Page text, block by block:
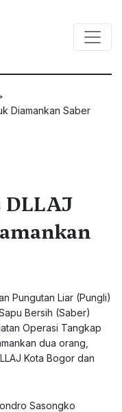
Diamankan Saber
DLLAJ
Pungutan Liar (Pungli)
Bersih (Saber)
Operasi Tangkap
dua orang,
Kota Bogor dan
Sasongko